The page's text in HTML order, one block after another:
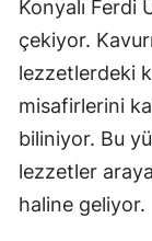
Konyalı Ferdi
çekiyor.
lezzetlerdeki
misafirlerini
biliniyor. Bu
lezzetler
haline geliyor.